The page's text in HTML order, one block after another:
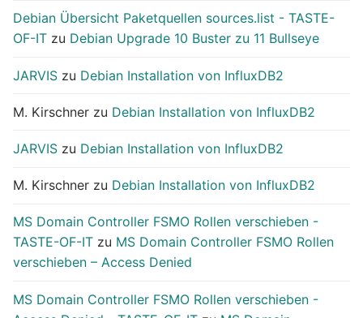
Debian Übersicht Paketquellen sources.list - TASTE-
OF-IT zu Debian Upgrade 10 Buster zu 11 Bullseye
JARVIS zu Debian Installation von InfluxDB2
M. Kirschner zu Debian Installation von InfluxDB2
JARVIS zu Debian Installation von InfluxDB2
M. Kirschner zu Debian Installation von InfluxDB2
MS Domain Controller FSMO Rollen verschieben -
TASTE-OF-IT zu MS Domain Controller FSMO Rollen
verschieben – Access Denied
MS Domain Controller FSMO Rollen verschieben -